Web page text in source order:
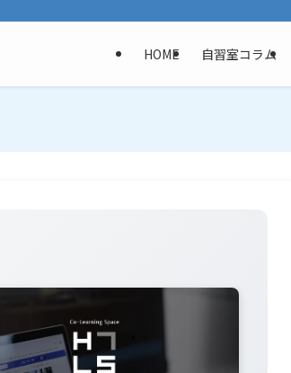
HOME 自習室コラム